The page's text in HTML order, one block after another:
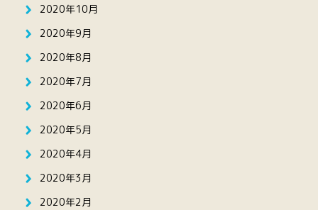
2020年10月
2020年9月
2020年8月
2020年7月
2020年6月
2020年5月
2020年4月
2020年3月
2020年2月